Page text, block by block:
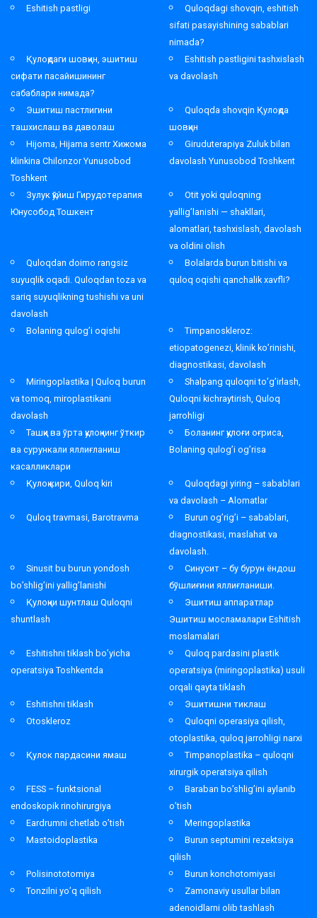
Eshitish pastligi
Quloqdagi shovqin, eshitish
sifati pasayishining sabablari
nimada?
Қулоқдаги шовқин, эшитиш
сифати пасайишининг
сабаблари нимада?
Eshitish pastligini tashxislash
va davolash
Эшитиш пастлигини
ташхислаш ва даволаш
Quloqda shovqin Қулоқда
шовқин
Hijoma, Hijama sentr Хижома
klinkina Chilonzor Yunusobod
Toshkent
Giruduterapiya Zuluk bilan
davolash Yunusobod Toshkent
Зулук қўйиш Гирудотерапия
Юнусобод Тошкент
Otit yoki quloqning
yallig’lanishi — shakllari,
alomatlari, tashxislash, davolash
va oldini olish
Quloqdan doimo rangsiz
suyuqlik oqadi. Quloqdan toza va
sariq suyuqlikning tushishi va uni
davolash
Bolalarda burun bitishi va
quloq oqishi qanchalik xavfli?
Bolaning qulog’i oqishi
Timpanoskleroz:
etiopatogenezi, klinik ko’rinishi,
diagnostikasi, davolash
Miringoplastika | Quloq burun
va tomoq, miroplastikani
davolash
Shalpang quloqni to’g’irlash,
Quloqni kichraytirish, Quloq
jarrohligi
Ташқи ва ўрта қулоқнинг ўткир
ва сурункали яллиғланиш
касалликлари
Боланинг қулоғи оғриса,
Bolaning qulog’i og’risa
Қулоқ кири, Quloq kiri
Quloqdagi yiring – sabablari
va davolash – Alomatlar
Quloq travmasi, Barotravma
Burun og’rig’i – sabablari,
diagnostikasi, maslahat va
davolash.
Sinusit bu burun yondosh
bo’shlig’ini yallig’lanishi
Синусит – бу бурун ёндош
бўшлиғини яллиғланиши.
Қулоқни шунтлаш Quloqni
shuntlash
Эшитиш аппаратлар
Эшитиш мосламалари Eshitish
moslamalari
Eshitishni tiklash bo’yicha
operatsiya Toshkentda
Quloq pardasini plastik
operatsiya (miringoplastika) usuli
orqali qayta tiklash
Eshitishni tiklash
Эшитишни тиклаш
Otoskleroz
Quloqni operasiya qilish,
otoplastika, quloq jarrohligi narxi
Қулок пардасини ямаш
Timpanoplastika – quloqni
xirurgik operatsiya qilish
FESS – funktsional
endoskopik rinohirurgiya
Baraban bo’shlig’ini aylanib
o’tish
Eardrumni chetlab o’tish
Meringoplastika
Mastoidoplastika
Burun septumini rezektsiya
qilish
Polisinototomiya
Burun konchotomiyasi
Tonzilni yo’q qilish
Zamonaviy usullar bilan
adenoidlarni olib tashlash